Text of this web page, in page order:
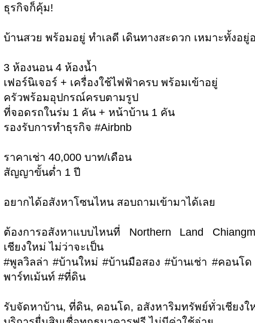
ธุรกิจก็คุ้ม!
บ้านสวย พร้อมอยู่ ทำเลดี เดินทางสะดวก เหมาะทั้งอยู่
3 ห้องนอน 4 ห้องน้ำ
เฟอร์นิเจอร์ + เครื่องใช้ไฟฟ้าครบ พร้อมเข้าอยู่
ครัวพร้อมอุปกรณ์ครบตามรูป
ที่จอดรถในร่ม 1 คัน + หน้าบ้าน 1 คัน
รองรับการทำธุรกิจ #Airbnb
ราคาเช่า 40,000 บาท/เดือน
สัญญาขั้นต่ำ 1 ปี
อยากได้อสังหาโซนไหน สอบถามเข้ามาได้เลย
ต้องการอสังหาแบบไหนที่ Northern Land
เชียงใหม่ ไม่ว่าจะเป็น
#พูลวิลล่า #บ้านใหม่ #บ้านมือสอง #บ้านเช่า #คอนโ
พาร์ทเม้นท์ #ที่ดิน
รับจัดหาบ้าน, ที่ดิน, คอนโด, อสังหาริมทรัพย์ทั่วเชียงใ